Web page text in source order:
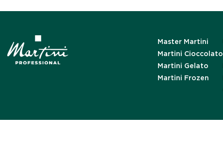
Master Martini
Martini Cioccolato
Martini Gelato
Martini Frozen